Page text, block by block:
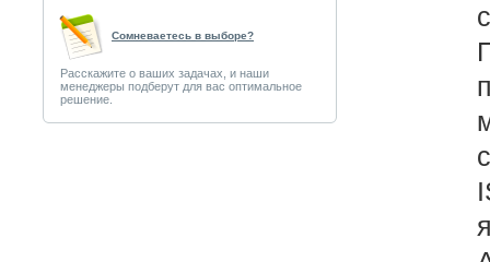
Сомневаетесь в выборе?
Расскажите о ваших задачах, и наши
менеджеры подберут для вас оптимальное
решение.